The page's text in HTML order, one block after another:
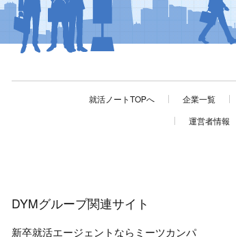
就活ノートTOPへ 企業一覧
運営者情報
DYMグループ関連サイト
新卒就活エージェントならミーツカンパ